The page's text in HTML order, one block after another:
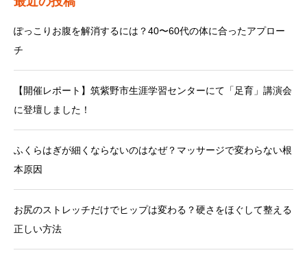
ぽっこりお腹を解消するには？40〜60代の体に合ったアプロー
チ
【開催レポート】筑紫野市生涯学習センターにて「足育」講演会
に登壇しました！
ふくらはぎが細くならないのはなぜ？マッサージで変わらない根
本原因
お尻のストレッチだけでヒップは変わる？硬さをほぐして整える
正しい方法